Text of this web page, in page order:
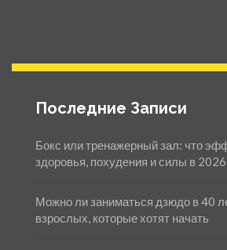
Последние Записи
Бокс или тренажерный зал: что
здоровья, похудения и силы в 2026
Можно ли заниматься дзюдо в 40
взрослых, которые хотят начать